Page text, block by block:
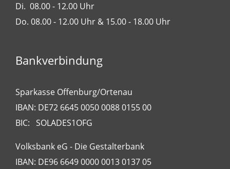
Di. 08.00 - 12.00 Uhr
Do. 08.00 - 12.00 Uhr & 15.00 - 18.00 Uhr
Bankverbindung
Sparkasse Offenburg/Ortenau
IBAN: DE72 6645 0050 0088 0155 00
BIC: SOLADES1OFG
Volksbank eG - Die Gestalterbank
IBAN: DE96 6649 0000 0013 0137 05